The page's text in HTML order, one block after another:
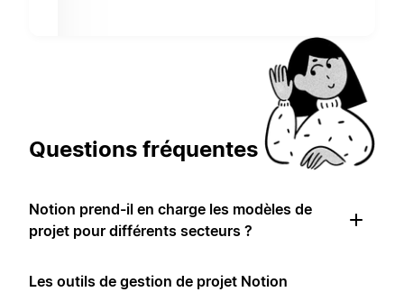
Questions fréquentes
Notion prend-il en charge les modèles de
projet pour différents secteurs ?
Les outils de gestion de projet Notion